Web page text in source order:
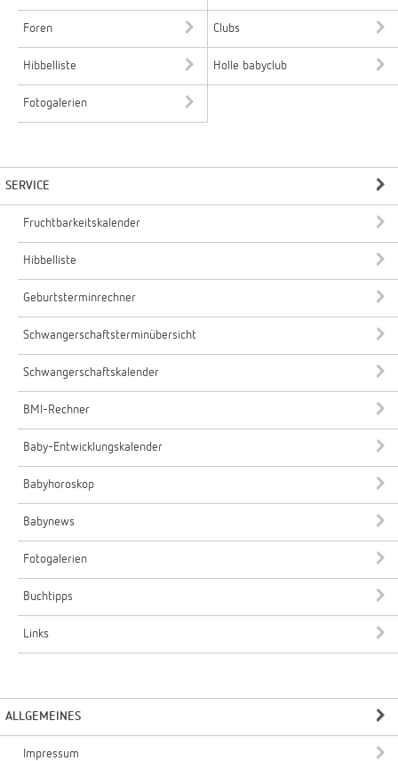
Foren Clubs
Hibbelliste Holle babyclub
Fotogalerien
SERVICE
Fruchtbarkeitskalender
Hibbelliste
Geburtsterminrechner
Schwangerschaftsterminübersicht
Schwangerschaftskalender
BMI-Rechner
Baby-Entwicklungskalender
Babyhoroskop
Babynews
Fotogalerien
Buchtipps
Links
ALLGEMEINES
Impressum